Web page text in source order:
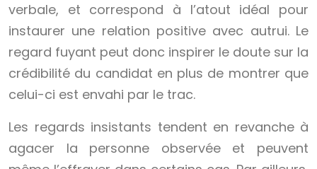
verbale, et correspond à l’atout idéal pour
instaurer une relation positive avec autrui. Le
regard fuyant peut donc inspirer le doute sur la
crédibilité du candidat en plus de montrer que
celui-ci est envahi par le trac.
Les regards insistants tendent en revanche à
agacer la personne observée et peuvent